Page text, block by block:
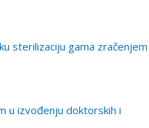
sterilizaciju gama zračenjem
u izvođenju doktorskih i